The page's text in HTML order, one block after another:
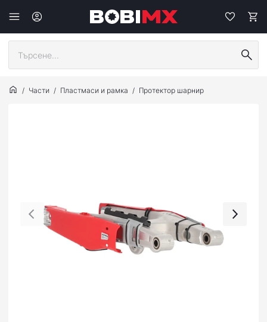
Части Пластмаси и рамка Протектор шарнир